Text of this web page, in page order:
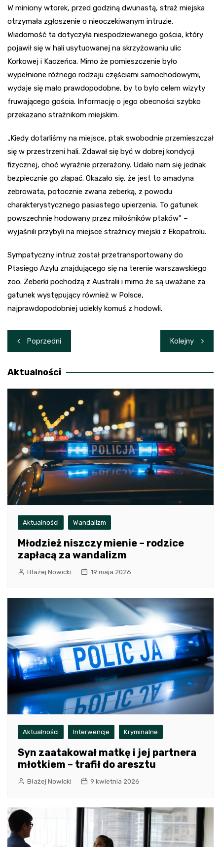
W miniony wtorek, przed godziną dwunastą, straż miejska
otrzymała zgłoszenie o nieoczekiwanym intruzie.
Wiadomość ta dotyczyła niespodziewanego gościa, który
pojawił się w hali usytuowanej na skrzyżowaniu ulic
Korkowej i Kaczeńca. Mimo że pomieszczenie było
wypełnione różnego rodzaju częściami samochodowymi,
wydaje się mało prawdopodobne, by to było celem wizyty
fruwającego gościa. Informację o jego obecności szybko
przekazano strażnikom miejskim.
„Kiedy dotarliśmy na miejsce, ptak swobodnie przemieszczał
się w przestrzeni hali. Zdawał się być w dobrej kondycji
fizycznej, choć wyraźnie przerażony. Udało nam się jednak
bezpiecznie go złapać. Okazało się, że jest to amadyna
zebrowata, potocznie zwana zeberką, z powodu
charakterystycznego pasiastego upierzenia. To gatunek
powszechnie hodowany przez miłośników ptaków” –
wyjaśnili przybyli na miejsce strażnicy miejski z Ekopatrolu.
Sympatyczny intruz został przetransportowany do
Ptasiego Azylu znajdującego się na terenie warszawskiego
zoo. Zeberki pochodzą z Australii i mimo że są uważane za
gatunek występujący również w Polsce,
najprawdopodobniej uciekły komuś z hodowli.
Nawigacja
wpisu
Poprzedni Kolejny
Aktualności
Aktualności Wandalizm
Młodzież niszczy mienie – rodzice
zapłacą za wandalizm
Błażej Nowicki 19 maja 2026
Aktualności Interwencje Kryminalne
Syn zaatakował matkę i jej partnera
młotkiem – trafił do aresztu
Błażej Nowicki 9 kwietnia 2026